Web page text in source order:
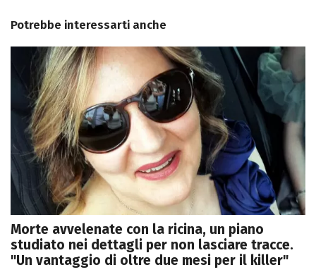
Potrebbe interessarti anche
Morte avvelenate con la ricina, un piano
studiato nei dettagli per non lasciare tracce.
"Un vantaggio di oltre due mesi per il killer"